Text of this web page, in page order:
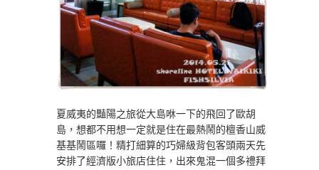
夏威夷的豔陽之旅從大島咻一下的飛回了歐胡
島，想都不用想一定就是住在最熱鬧的檀香山威
基基鬧區囉！精打細算的巧婦級背包客頭兩天先
安排了經濟版小旅店住住，出來鬼混一個多禮拜